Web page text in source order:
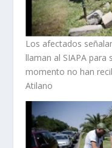
Los afectados
llaman al SIAPA
momento no han
Atilano